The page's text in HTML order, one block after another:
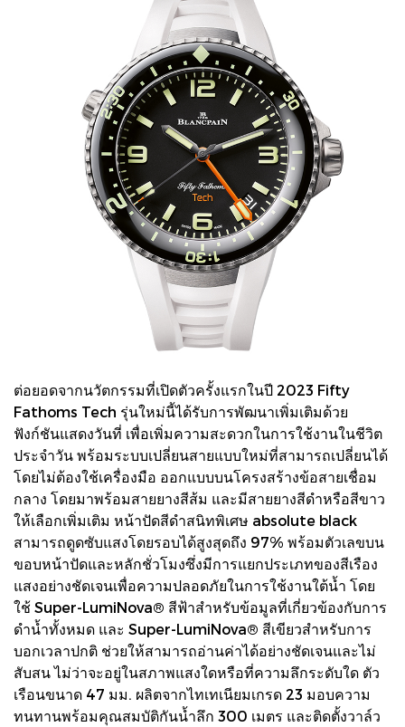
ต่อยอดจากนวัตกรรมที่เปิดตัวครั้งแรกในปี 2023 Fifty
Fathoms Tech รุ่นใหม่นี้ได้รับการพัฒนาเพิ่มเติมด้วย
ฟังก์ชันแสดงวันที่ เพื่อเพิ่มความสะดวกในการใช้งานในชีวิต
ประจำวัน พร้อมระบบเปลี่ยนสายแบบใหม่ที่สามารถเปลี่ยนได้
โดยไม่ต้องใช้เครื่องมือ ออกแบบบนโครงสร้างข้อสายเชื่อม
กลาง โดยมาพร้อมสายยางสีส้ม และมีสายยางสีดำหรือสีขาว
ให้เลือกเพิ่มเติม หน้าปัดสีดำสนิทพิเศษ absolute black
สามารถดูดซับแสงโดยรอบได้สูงสุดถึง 97% พร้อมตัวเลขบน
ขอบหน้าปัดและหลักชั่วโมงซึ่งมีการแยกประเภทของสีเรือง
แสงอย่างชัดเจนเพื่อความปลอดภัยในการใช้งานใต้น้ำ โดย
ใช้ Super-LumiNova® สีฟ้าสำหรับข้อมูลที่เกี่ยวข้องกับการ
ดำน้ำทั้งหมด และ Super-LumiNova® สีเขียวสำหรับการ
บอกเวลาปกติ ช่วยให้สามารถอ่านค่าได้อย่างชัดเจนและไม่
สับสน ไม่ว่าจะอยู่ในสภาพแสงใดหรือที่ความลึกระดับใด ตัว
เรือนขนาด 47 มม. ผลิตจากไทเทเนียมเกรด 23 มอบความ
ทนทานพร้อมคุณสมบัติกันน้ำลึก 300 เมตร และติดตั้งวาล์ว